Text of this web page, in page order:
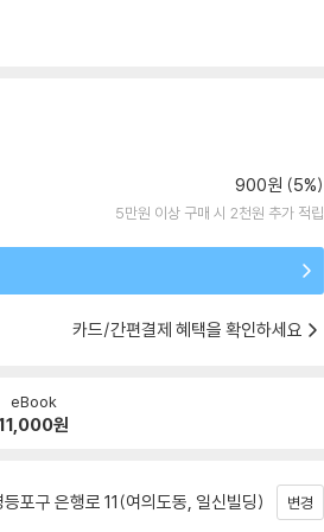
900원 (5%)
5만원 이상 구매 시 2천원 추가 적립
카드/간편결제 혜택을 확인하세요
eBook
원
포구 은행로 11(여의도동, 일신빌딩) 변경